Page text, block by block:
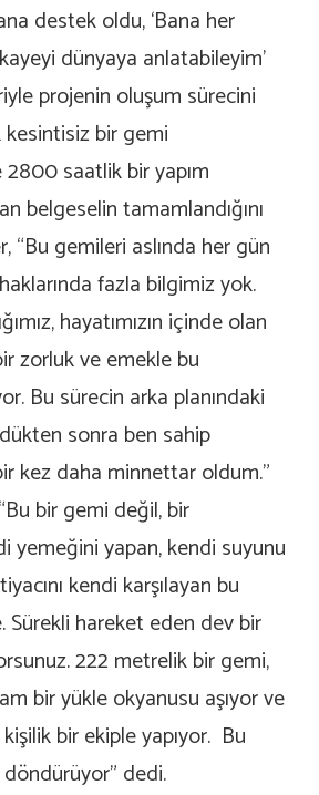
destek oldu, ‘Bana her
dünyaya anlatabileyim’
projenin oluşum sürecini
kesintisiz bir gemi
saatlik bir yapım
belgeselin tamamlandığını
“Bu gemileri aslında her gün
fazla bilgimiz yok.
hayatımızın içinde olan
zorluk ve emekle bu
Bu sürecin arka planındaki
sonra ben sahip
kez daha minnettar oldum.”
bir gemi değil, bir
yemeğini yapan, kendi suyunu
kendi karşılayan bu
Sürekli hareket eden dev bir
222 metrelik bir gemi,
bir yükle okyanusu aşıyor ve
bir ekiple yapıyor. Bu
dedi.